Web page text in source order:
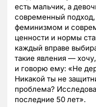
есть мальчик, а
современный подход,
феминизмом и
ценности и нормы
каждый вправе
такие явления —
и говорю ему: «Не
Никакой ты не
проблема?
последние 50 лет».